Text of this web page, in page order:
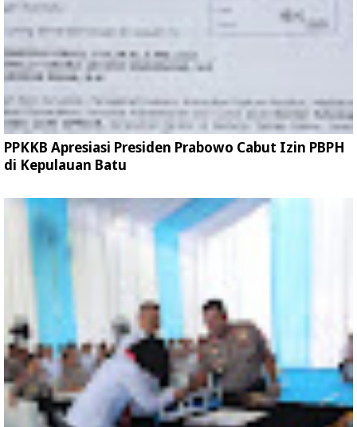
PPKKB Apresiasi Presiden Prabowo Cabut Izin PBPH
di Kepulauan Batu